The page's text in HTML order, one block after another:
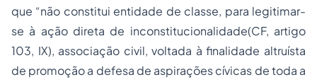
que “não constitui entidade de classe, para legitimar-
se à ação direta de inconstitucionalidade(CF, artigo
103, IX), associação civil, voltada à finalidade altruísta
de promoção a defesa de aspirações cívicas de toda a